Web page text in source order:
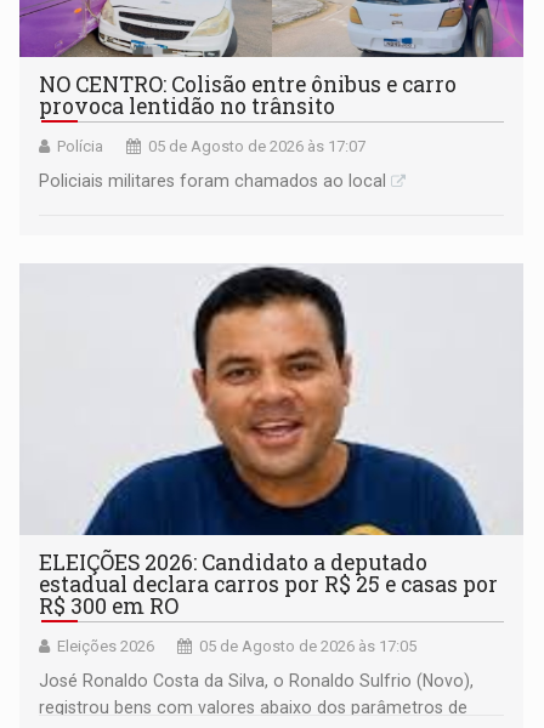
NO CENTRO: Colisão entre ônibus e carro
provoca lentidão no trânsito
Polícia 05 de Agosto de 2026 às 17:07
Policiais militares foram chamados ao local
ELEIÇÕES 2026: Candidato a deputado
estadual declara carros por R$ 25 e casas por
R$ 300 em RO
Eleições 2026 05 de Agosto de 2026 às 17:05
José Ronaldo Costa da Silva, o Ronaldo Sulfrio (Novo),
registrou bens com valores abaixo dos parâmetros de